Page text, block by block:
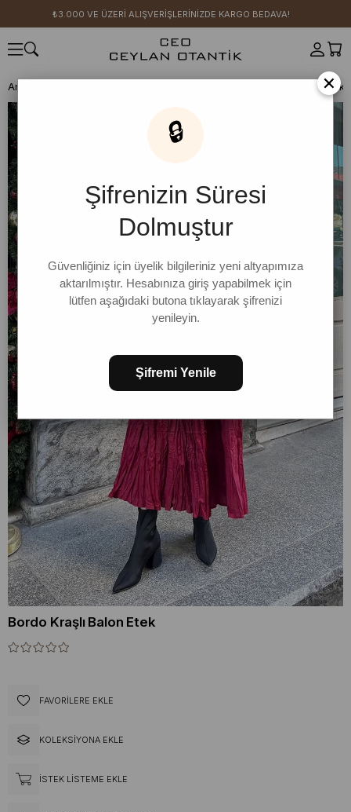
₺3.000 VE ÜZERİ ALIŞVERİŞLERİNİZDE KARGO BEDAVA!
Anasayfa Bordo Kraşlı Balon Etek
Bordo Kraşlı Balon Etek
FAVORILERE EKLE
KOLEKSIYONA EKLE
İSTEK LISTEME EKLE
×
🔒
Şifrenizin Süresi
Dolmuştur
Güvenliğiniz için üyelik bilgileriniz yeni altyapımıza
aktarılmıştır. Hesabınıza giriş yapabilmek için
lütfen aşağıdaki butona tıklayarak şifrenizi
yenileyin.
Şifremi Yenile